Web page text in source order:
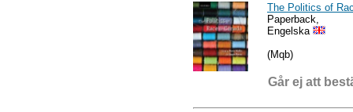
The Politics of
Paperback,
Engelska
(Mqb)
Går ej att